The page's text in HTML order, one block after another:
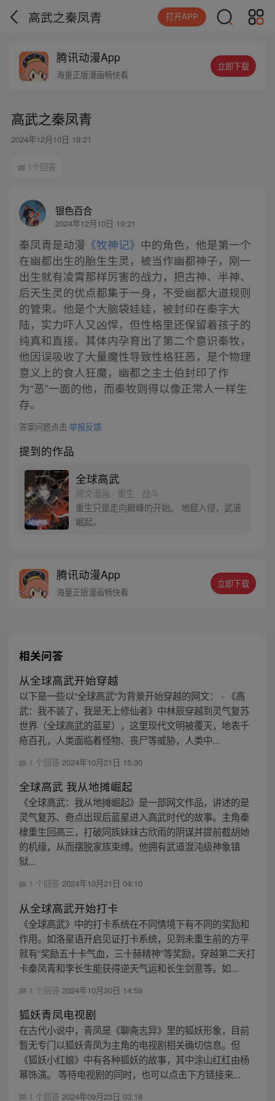
高武之秦凤青 打开APP
腾讯动漫App
海量正版漫画畅快看
立即下载
高武之秦凤青
2024年12月10日 19:21
1个回答
银色百合
2024年12月10日 19:21
秦凤青是动漫 《牧神记》 中的角色，他是第一个
在幽都出生的胎生生灵，被当作幽都神子，刚一
出生就有凌霄那样厉害的战力，把古神、半神、
后天生灵的优点都集于一身，不受幽都大道规则
的管束。他是个大脑袋娃娃，被封印在秦字大
陆，实力吓人又凶悍，但性格里还保留着孩子的
纯真和直接。其体内孕育出了第二个意识秦牧，
他因误吸收了大量魔性导致性格狂恶，是个物理
意义上的食人狂魔，幽都之主土伯封印了作
为“恶”一面的他，而秦牧则得以像正常人一样生
存。
答案问题点击 举报反馈
提到的作品
全球高武
阅文漫画 · 重生 · 战斗
重生只是走向巅峰的开始。 地窟入侵，武道
崛起。
腾讯动漫App
海量正版漫画畅快看
立即下载
相关问答
从全球高武开始穿越
以下是一些以“全球高武”为背景开始穿越的网文： - 《高
武：我不装了，我是无上修仙者》中林辰穿越到灵气复苏
世界（全球高武的蓝星），这里现代文明被覆灭，地表千
疮百孔，人类面临着怪物、丧尸等威胁，人类中...
1 个回答 2024年10月21日 15:30
全球高武 我从地摊崛起
《全球高武：我从地摊崛起》是一部网文作品，讲述的是
灵气复苏、奇点出现后蓝星进入高武时代的故事。主角秦
棣重生回高三，打破同族妹妹古欣雨的阴谋并提前截胡她
的机缘，从而摆脱家族束缚。他拥有武道混沌级神象镇
狱...
1 个回答 2024年10月21日 04:10
从全球高武开始打卡
《全球高武》中的打卡系统在不同情境下有不同的奖励和
作用。如洛星语开启见证打卡系统，见到未重生前的方平
就有“奖励五十卡气血，三十赫精神”等奖励，穿越第二天打
卡秦凤青和李长生能获得逆天气运和长生剑意等。如...
1 个回答 2024年10月20日 14:59
狐妖青凤电视剧
在古代小说中，青凤是《聊斋志异》里的狐妖形象，目前
暂无专门以狐妖青凤为主角的电视剧相关确切信息。但
《狐妖小红娘》中有各种狐妖的故事，其中涂山红红由杨
幂饰演。 等待电视剧的同时，也可以点击下方链接来...
1 个回答 2024年09月23日 03:18